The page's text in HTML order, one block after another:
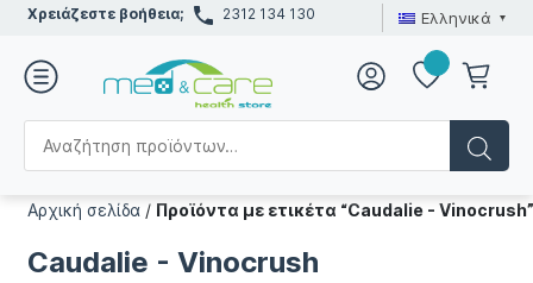
Χρειάζεστε βοήθεια; 2312 134 130 Ελληνικά
Αρχική σελίδα / Προϊόντα με ετικέτα “Caudalie -
Caudalie - Vinocrush